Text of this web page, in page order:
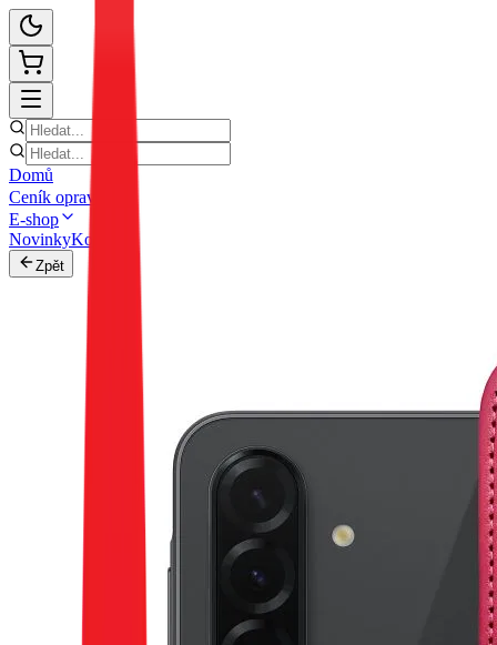
Domů
Ceník oprav
E-shop
NovinkyKontakt
Zpět